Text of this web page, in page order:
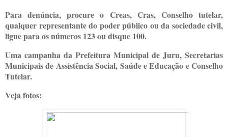
Para denúncia, procure o Creas, Cras, Conselho tutelar,
qualquer representante do poder público ou da sociedade civil,
ligue para os números 123 ou disque 100.
Uma campanha da Prefeitura Municipal de Juru, Secretarias
Municipais de Assistência Social, Saúde e Educação e Conselho
Tutelar.
Veja fotos: